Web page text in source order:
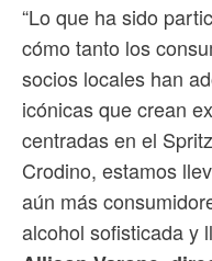
“Lo que ha sido
cómo tanto los
socios locales han
icónicas que crean
centradas en el
Crodino, estamos
aún más
alcohol sofisticada y